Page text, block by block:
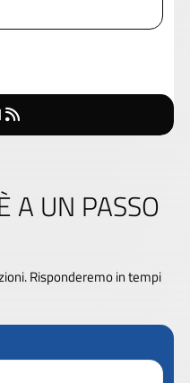
A UN PASSO
Risponderemo in tempi